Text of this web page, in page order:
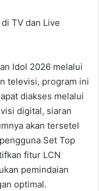
TV dan Live
Idol 2026 melalui
televisi, program ini
diakses melalui
digital, siaran
akan tersetel
Set Top
fitur LCN
pemindaian
optimal.